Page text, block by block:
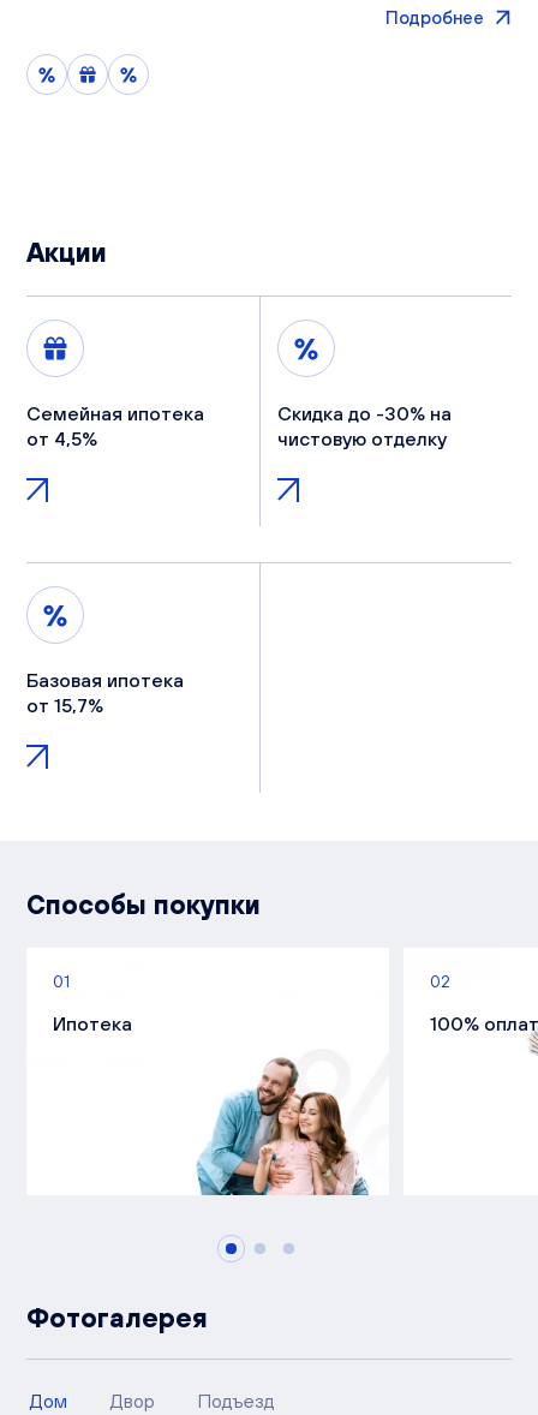
Подробнее
Акции
Семейная ипотека
от 4,5%
Скидка до -30% на
чистовую отделку
Базовая ипотека
от 15,7%
Способы покупки
01
Ипотека
02
100%
Фотогалерея
Дом Двор Подъезд